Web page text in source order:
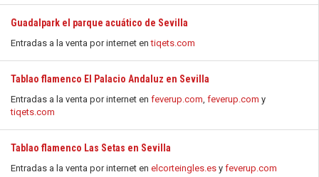
Guadalpark el parque acuático de Sevilla
Entradas a la venta por internet entiqets.com
Tablao flamenco El Palacio Andaluz en Sevilla
Entradas a la venta por internet en feverup.com, feverup.com y
tiqets.com
Tablao flamenco Las Setas en Sevilla
Entradas a la venta por internet en elcorteingles.es y feverup.com